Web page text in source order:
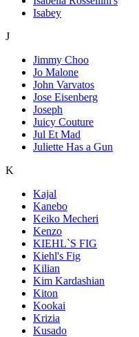
Isabey
J
Jimmy Choo
Jo Malone
John Varvatos
Jose Eisenberg
Joseph
Juicy Couture
Jul Et Mad
Juliette Has a Gun
K
Kajal
Kanebo
Keiko Mecheri
Kenzo
KIEHL`S FIG
Kiehl's Fig
Kilian
Kim Kardashian
Kiton
Kookai
Krizia
Kusado